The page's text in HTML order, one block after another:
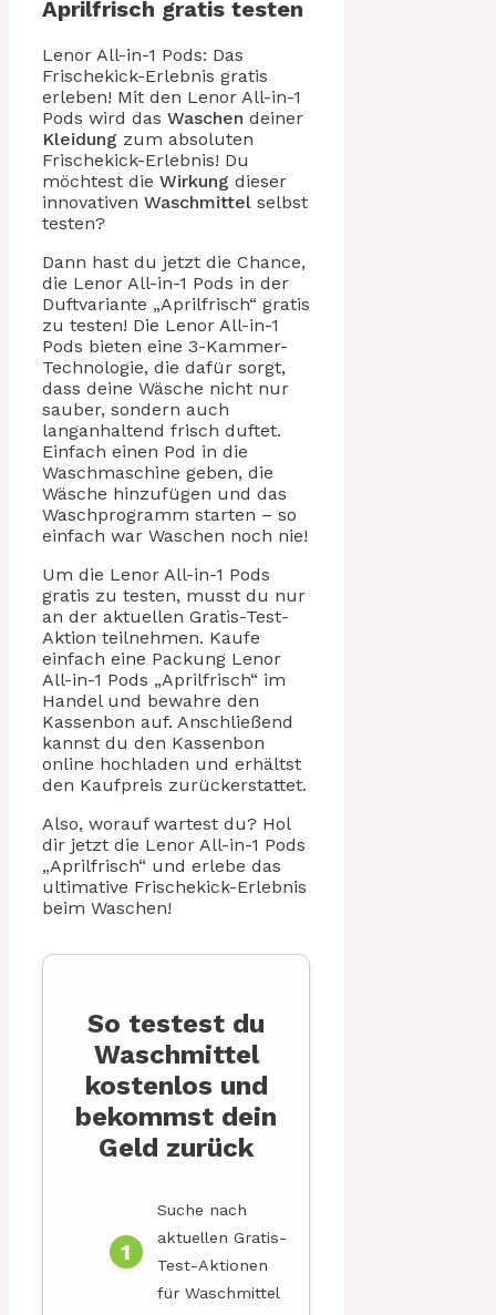
Aprilfrisch gratis testen
Lenor All-in-1 Pods: Das
Frischekick-Erlebnis gratis
erleben! Mit den Lenor All-in-1
Pods wird das Waschen deiner
Kleidung zum absoluten
Frischekick-Erlebnis! Du
möchtest die Wirkung dieser
innovativen Waschmittel selbst
testen?
Dann hast du jetzt die Chance,
die Lenor All-in-1 Pods in der
Duftvariante „Aprilfrisch“ gratis
zu testen! Die Lenor All-in-1
Pods bieten eine 3-Kammer-
Technologie, die dafür sorgt,
dass deine Wäsche nicht nur
sauber, sondern auch
langanhaltend frisch duftet.
Einfach einen Pod in die
Waschmaschine geben, die
Wäsche hinzufügen und das
Waschprogramm starten – so
einfach war Waschen noch nie!
Um die Lenor All-in-1 Pods
gratis zu testen, musst du nur
an der aktuellen Gratis-Test-
Aktion teilnehmen. Kaufe
einfach eine Packung Lenor
All-in-1 Pods „Aprilfrisch“ im
Handel und bewahre den
Kassenbon auf. Anschließend
kannst du den Kassenbon
online hochladen und erhältst
den Kaufpreis zurückerstattet.
Also, worauf wartest du? Hol
dir jetzt die Lenor All-in-1 Pods
„Aprilfrisch“ und erlebe das
ultimative Frischekick-Erlebnis
beim Waschen!
So testest du
Waschmittel
kostenlos und
bekommst dein
Geld zurück
Suche nach
aktuellen Gratis-
Test-Aktionen
für Waschmittel